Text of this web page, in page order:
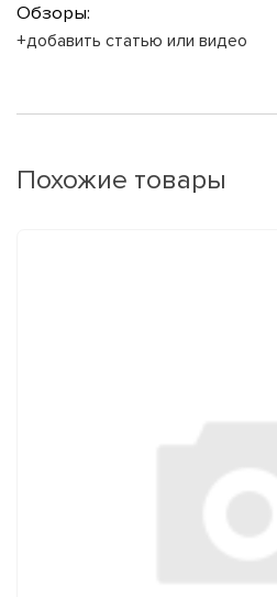
Обзоры:
+добавить статью или видео
Похожие товары